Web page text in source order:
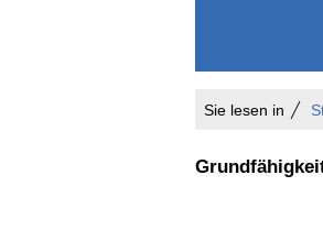
Sie lesen in